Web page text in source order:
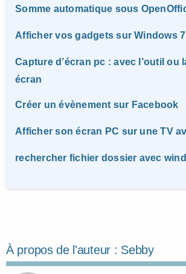
Somme automatique sous
Afficher vos gadgets sur Windows 7
Capture d’écran pc : avec l’outil ou
écran
Créer un évènement sur Facebook
Afficher son écran PC sur une TV
rechercher fichier dossier avec
À propos de l'auteur : Sebby